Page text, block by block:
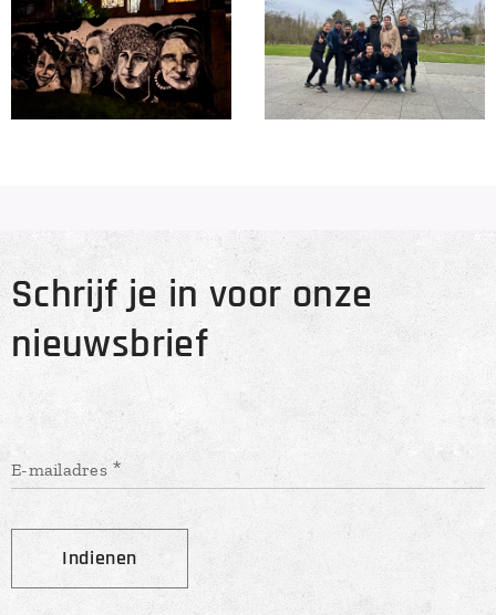
Schrijf je in voor onze
nieuwsbrief
E-mailadres
Indienen